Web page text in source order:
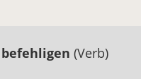
befehligen(Verb)